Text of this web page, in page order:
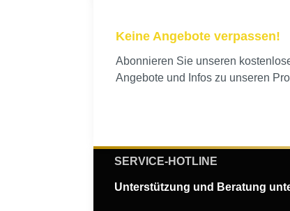
Keine Angebote verpassen!
Abonnieren Sie unseren
Angebote und Infos zu unseren
SERVICE-HOTLINE
Unterstützung und Beratung